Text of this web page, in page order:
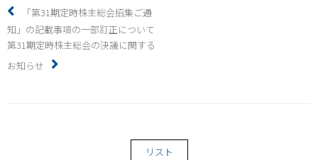
「第31期定時株主総会招集ご通
知」の記載事項の一部訂正について
第31期定時株主総会の決議に関する
お知らせ
リスト